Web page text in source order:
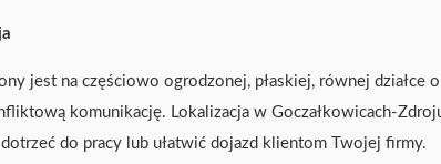
jest na częściowo ogrodzonej, płaskiej, równej działce
komunikację. Lokalizacja w Goczałkowicach-
do pracy lub ułatwić dojazd klientom Twojej firmy.